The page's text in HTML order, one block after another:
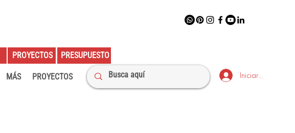
MÁS PROYECTOS
PRESUPUESTO
PROYECTOS
Iniciar sesión